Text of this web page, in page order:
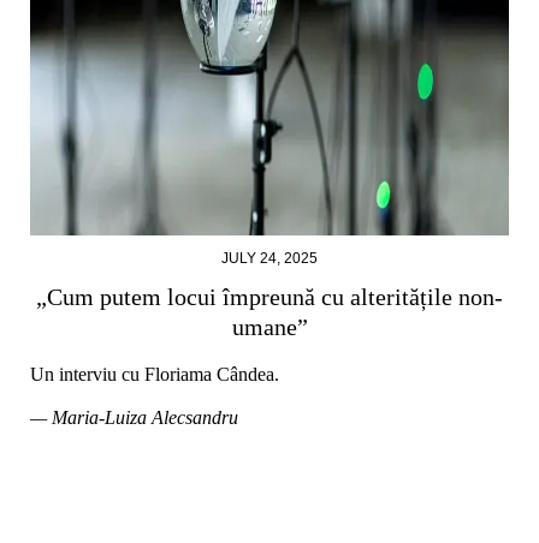
JULY 24, 2025
„Cum putem locui împreună cu alteritățile non-
umane”
Un interviu cu Floriama Cândea.
— Maria-Luiza Alecsandru